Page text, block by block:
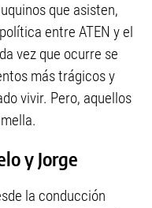
que asisten,
entre ATEN y el
vez que ocurre se
más trágicos y
vivir. Pero, aquellos
y Jorge
la conducción